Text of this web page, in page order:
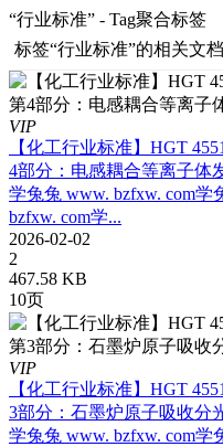
“行业标准” - Tag聚合标签
标签“行业标准”的相关文
VIP
【化工行业标准】HGT
4部分：电感耦合等离子体
学兔兔 www. bzfxw. com学
bzfxw. com学...
2026-02-02
2
467.58 KB
10页
VIP
【化工行业标准】HGT
3部分：石墨炉原子吸收分
学兔兔 www. bzfxw. com学